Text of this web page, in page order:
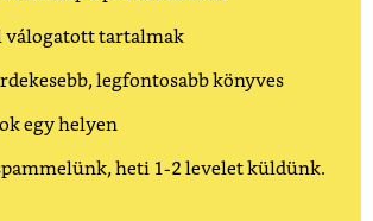
válogatott tartalmak
legfontosabb könyves
egy helyen
heti 1-2 levelet küldünk.